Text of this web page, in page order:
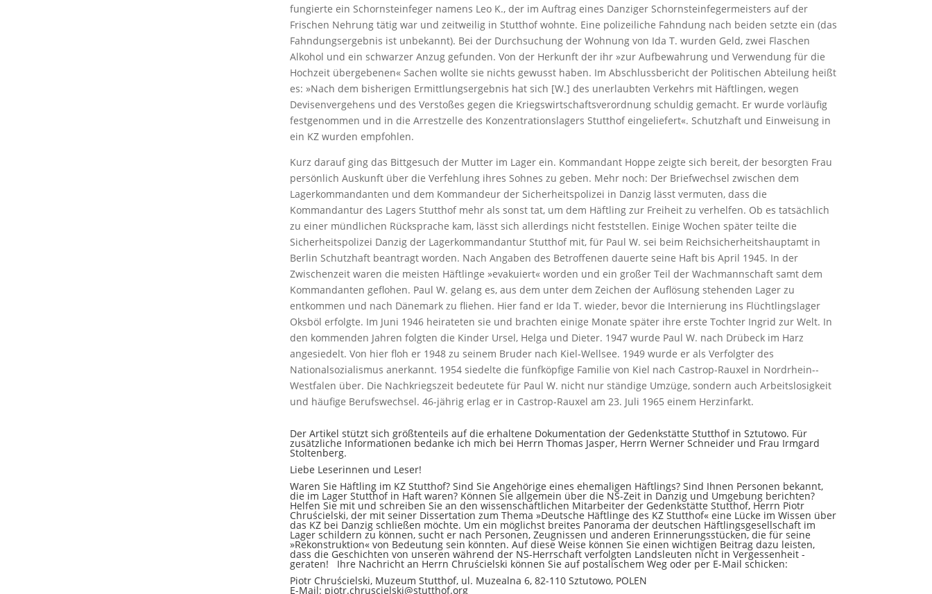
fungierte ein Schornsteinfeger namens Leo K., der im Auftrag eines Danziger Schornsteinfegermeisters auf der
Frischen Nehrung tätig war und zeitweilig in Stutthof wohnte. Eine polizeiliche Fahndung nach beiden setzte ein (das
Fahndungsergebnis ist unbekannt). Bei der Durchsuchung der Wohnung von Ida T. wurden Geld, zwei Flaschen
Alkohol und ein schwarzer Anzug gefunden. Von der Herkunft der ihr »zur Aufbewahrung und Verwendung für die
Hochzeit übergebenen« Sachen wollte sie nichts gewusst haben. Im Abschlussbericht der Politischen Abteilung heißt
es: »Nach dem bisherigen Ermittlungsergebnis hat sich [W.] des unerlaubten Verkehrs mit Häft­lingen, wegen
Devisenvergehens und des Verstoßes gegen die Kriegswirtschaftsverordnung schuldig gemacht. Er wurde vorläufig
festgenommen und in die Arrestzelle des Konzentrationslagers Stutthof eingeliefert«. Schutzhaft und Einweisung in
ein KZ wurden empfohlen.
Kurz darauf ging das Bittgesuch der Mutter im Lager ein. Kommandant Hoppe zeigte sich bereit, der besorgten Frau
persönlich Auskunft über die Verfehlung ihres Sohnes zu geben. Mehr noch: Der Briefwechsel zwischen dem
Lagerkommandanten und dem Kommandeur der Sicherheitspolizei in Danzig lässt vermuten, dass die
Kommandantur des Lagers Stutthof mehr als sonst tat, um dem Häftling zur Freiheit zu verhelfen. Ob es tatsächlich
zu einer mündlichen Rücksprache kam, lässt sich allerdings nicht feststellen. Einige Wochen später teilte die
Sicherheitspolizei Danzig der Lagerkommandantur Stutthof mit, für Paul W. sei beim Reichsicherheitshauptamt in
Berlin Schutzhaft beantragt worden. Nach Angaben des Betroffenen dauerte seine Haft bis April 1945. In der
Zwischenzeit waren die meisten Häftlinge »evakuiert« worden und ein großer Teil der Wachmannschaft samt dem
Kommandanten geflohen. Paul W. gelang es, aus dem unter dem Zeichen der Auflösung stehenden Lager zu
entkommen und nach Dänemark zu fliehen. Hier fand er Ida T. wieder, bevor die Internierung ins Flüchtlingslager
Oksböl erfolgte. Im Juni 1946 heirateten sie und brachten einige Monate später ihre erste Tochter Ingrid zur Welt. In
den kommenden Jahren folgten die Kinder Ursel, Helga und Dieter. 1947 wurde Paul W. nach Drübeck im Harz
angesiedelt. Von hier floh er 1948 zu seinem Bruder nach Kiel-Wellsee. 1949 wurde er als Verfolgter des
Nationalsozialismus anerkannt. 1954 siedelte die fünfköpfige Familie von Kiel nach Castrop-Rauxel in Nordrhein-­
Westfalen über. Die Nachkriegszeit bedeutete für Paul W. nicht nur ständige Umzüge, sondern auch Arbeitslosigkeit
und häufige Berufswechsel. 46-jährig erlag er in ­Castrop-­Rauxel am 23. Juli 1965 einem Herz­infarkt.
Der Artikel stützt sich größtenteils auf die erhaltene Dokumentation der Gedenkstätte Stutthof in Sztutowo. Für
zusätzliche Informationen bedanke ich mich bei Herrn Thomas Jasper, Herrn Werner Schneider und Frau Irmgard
Stoltenberg.
Liebe Leserinnen und Leser!
Waren Sie Häftling im KZ Stutthof? Sind Sie Angehörige eines ehemaligen Häftlings? Sind Ihnen Personen bekannt,
die im Lager Stutthof in Haft waren? Können Sie allgemein über die NS-Zeit in Danzig und Umgebung berichten?
Helfen Sie mit und schreiben Sie an den wissenschaftlichen Mitarbeiter der Gedenkstätte Stutthof, Herrn Piotr
Chruścielski, der mit seiner Dissertation zum Thema »Deutsche Häftlinge des KZ Stutthof« eine Lücke im Wissen über
das KZ bei Danzig schließen möchte. Um ein möglichst breites Panorama der deutschen Häftlingsgesellschaft im
Lager schildern zu können, sucht er nach Personen, Zeugnissen und anderen Erinnerungsstücken, die für seine
»Rekonstruktion« von Bedeutung sein könnten. Auf diese Weise können Sie einen wichtigen Beitrag dazu leisten,
dass die Geschichten von unseren während der NS-Herrschaft verfolgten Landsleuten nicht in Vergessenheit ­
geraten! ­ Ihre Nachricht an Herrn Chruścielski können Sie auf postalischem Weg oder per E-Mail schicken:
Piotr Chruścielski, Muzeum Stutthof, ul. Muzealna 6, 82-110 Sztutowo, POLEN
E-Mail: piotr.chruscielski@stutthof.org